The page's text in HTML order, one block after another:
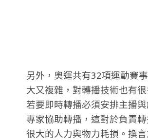
另外，奧運共有32項運動賽
大又複雜，對轉播技術也有很
若要即時轉播必須安排主播
專家協助轉播，這對於負責
很大的人力與物力耗損。換